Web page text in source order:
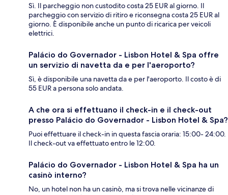
Sì. Il parcheggio non custodito costa 25 EUR al giorno. Il
parcheggio con servizio di ritiro e riconsegna costa 25 EUR al
giorno. È disponibile anche un punto di ricarica per veicoli
elettrici.
Palácio do Governador - Lisbon Hotel & Spa offre
un servizio di navetta da e per l'aeroporto?
Sì, è disponibile una navetta da e per l'aeroporto. Il costo è di
55 EUR a persona solo andata.
A che ora si effettuano il check-in e il check-out
presso Palácio do Governador - Lisbon Hotel & Spa?
Puoi effettuare il check-in in questa fascia oraria: 15:00- 24:00.
Il check-out va effettuato entro le 12:00.
Palácio do Governador - Lisbon Hotel & Spa ha un
casinò interno?
No, un hotel non ha un casinò, ma si trova nelle vicinanze di